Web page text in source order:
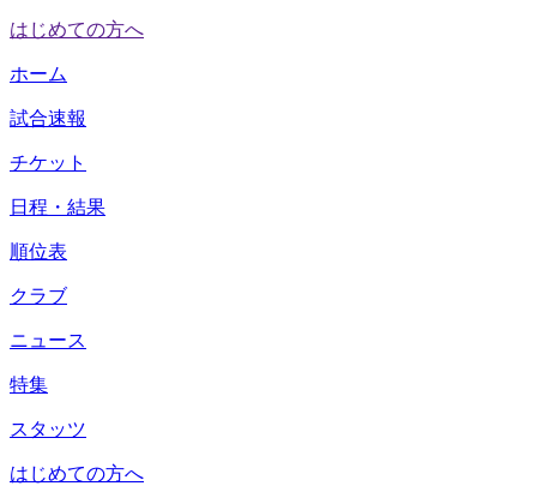
はじめての方へ
ホーム
試合速報
チケット
日程・結果
順位表
クラブ
ニュース
特集
スタッツ
はじめての方へ